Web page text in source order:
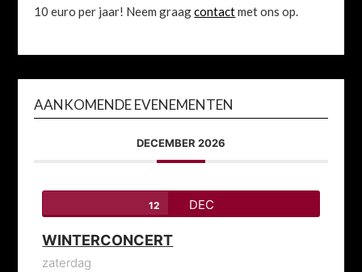
10 euro per jaar! Neem graagcontactmet ons op.
AANKOMENDE EVENEMENTEN
DECEMBER 2026
12 DEC
WINTERCONCERT
zaterdag